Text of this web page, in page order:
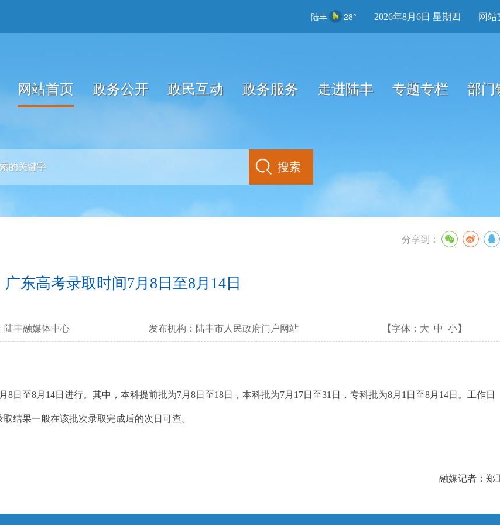
陆丰 28° 2026年8月6日 星期四 网站
网站首页 政务公开 政民互动 政务服务 走进陆丰 专题专栏 部门
分享到：
广东高考录取时间7月8日至8月14日
陆丰融媒体中心 发布机构： 陆丰市人民政府门户网站 【字体： 大 中 小】
至8月14日进行。其中，本科提前批为7月8日至18日，本科批为7月17日至31日，专科批为8月1日至8月14日。工作日
结果一般在该批次录取完成后的次日可查。
融媒记者：郑